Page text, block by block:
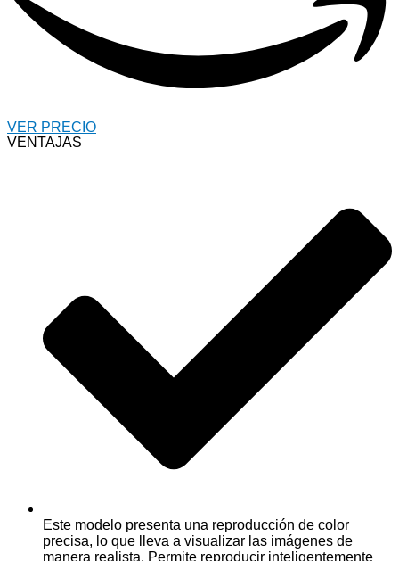
VER PRECIO
VENTAJAS
Este modelo presenta una reproducción de color
precisa, lo que lleva a visualizar las imágenes de
manera realista. Permite reproducir inteligentemente